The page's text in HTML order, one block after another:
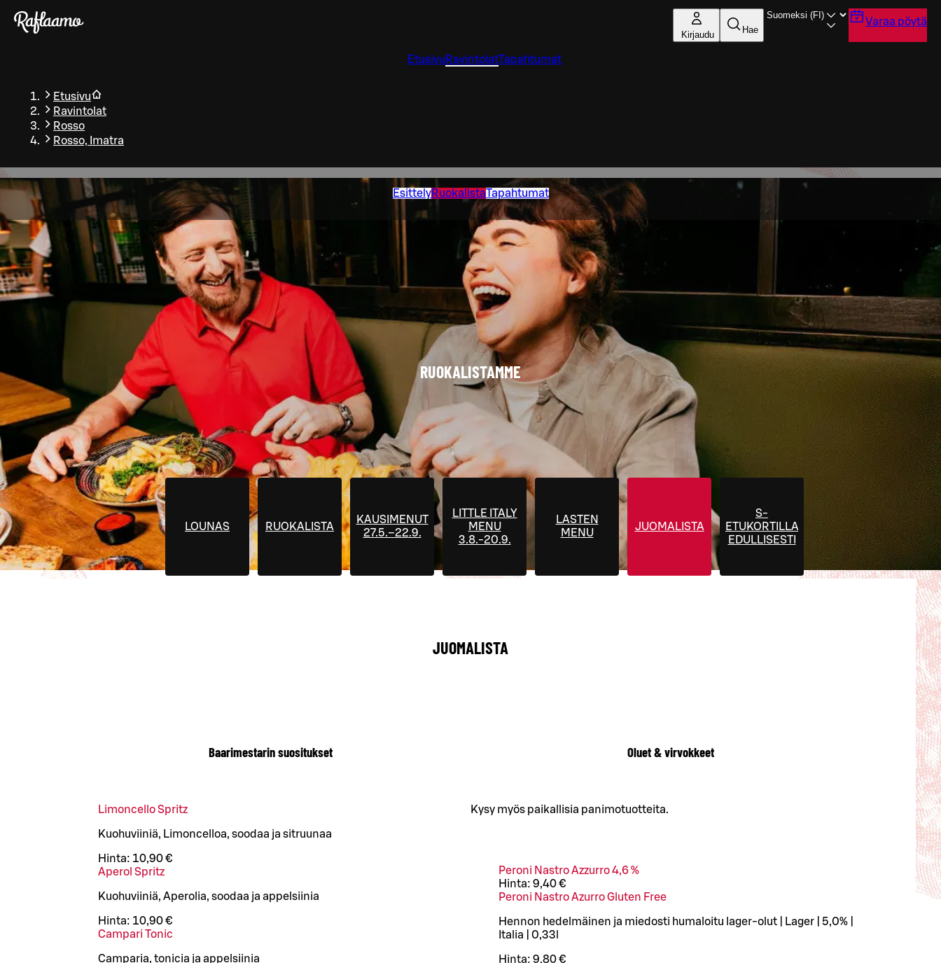
Siirry pääsisältöön
Kirjaudu Hae
Varaa pöytä
Etusivu RavintolatTapahtumat
Etusivu
Ravintolat
Rosso
Rosso, Imatra
EsittelyRuokalistaTapahtumat
RUOKALISTAMME
LOUNAS RUOKALISTA
KAUSIMENUT
27.5.–22.9.
LITTLE ITALY
MENU
3.8.-20.9.
LASTEN
MENU
JUOMALISTA
S-
ETUKORTILLA
EDULLISESTI
JUOMALISTA
Baarimestarin suositukset
Limoncello Spritz
Kuohuviiniä, Limoncelloa, soodaa ja sitruunaa
Hinta: 10,90 €
Aperol Spritz
Kuohuviiniä, Aperolia, soodaa ja appelsiinia
Hinta: 10,90 €
Campari Tonic
Camparia, tonicia ja appelsiinia
Oluet & virvokkeet
Kysy myös paikallisia panimotuotteita.
Peroni Nastro Azzurro 4,6 %
Hinta: 9,40 €
Peroni Nastro Azurro Gluten Free
Hennon hedelmäinen ja miedosti humaloitu lager-olut | Lager | 5,0% |
Italia | 0,33l
Hinta: 9,80 €